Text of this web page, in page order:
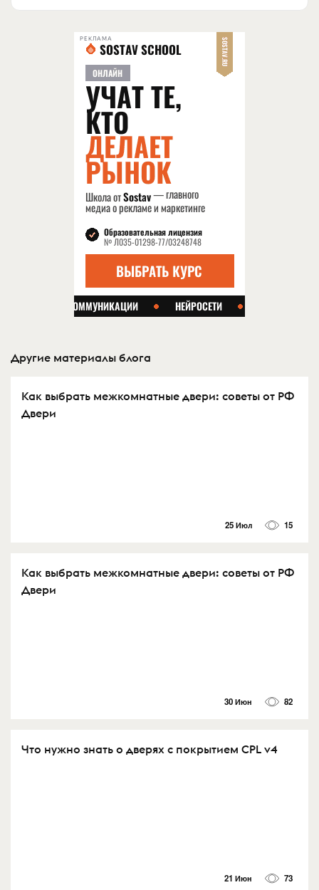
РЕКЛАМА
Другие материалы блога
Как выбрать межкомнатные двери: советы от РФ
Двери
25 Июл 15
Как выбрать межкомнатные двери: советы от РФ
Двери
30 Июн 82
Что нужно знать о дверях с покрытием CPL v4
21 Июн 73